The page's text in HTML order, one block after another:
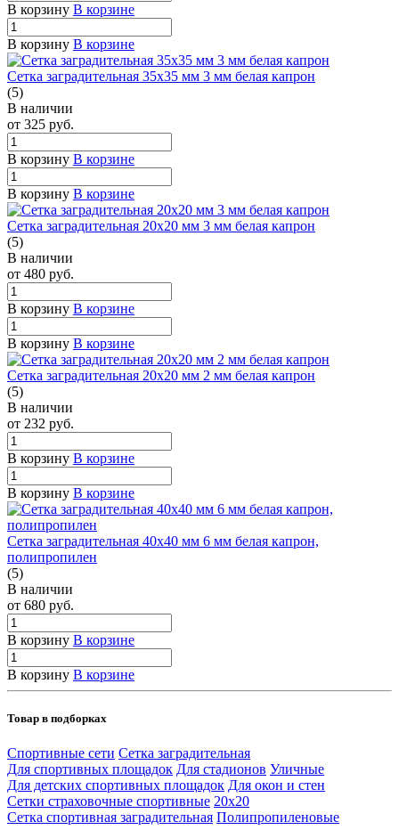
В корзину В корзине
В корзину В корзине
Сетка заградительная 35х35 мм 3 мм белая капрон
(5)
В наличии
от 325 руб.
В корзину В корзине
В корзину В корзине
Сетка заградительная 20х20 мм 3 мм белая капрон
(5)
В наличии
от 480 руб.
В корзину В корзине
В корзину В корзине
Сетка заградительная 20х20 мм 2 мм белая капрон
(5)
В наличии
от 232 руб.
В корзину В корзине
В корзину В корзине
Сетка заградительная 40х40 мм 6 мм белая капрон,
полипропилен
(5)
В наличии
от 680 руб.
В корзину В корзине
В корзину В корзине
Товар в подборках
Спортивные сети Сетка заградительная
Для спортивных площадок Для стадионов Уличные
Для детских спортивных площадок Для окон и стен
Сетки страховочные спортивные 20х20
Сетка спортивная заградительная Полипропиленовые